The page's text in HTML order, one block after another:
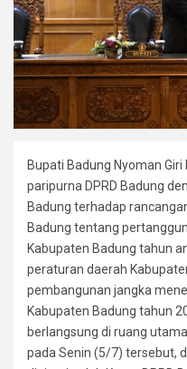
Bupati Badung Nyoman
paripurna DPRD Badung
Badung terhadap
Badung tentang
Kabupaten Badung tahun
peraturan daerah
pembangunan jangka
Kabupaten Badung tahun
berlangsung di ruang
pada Senin (5/7) tersebut,